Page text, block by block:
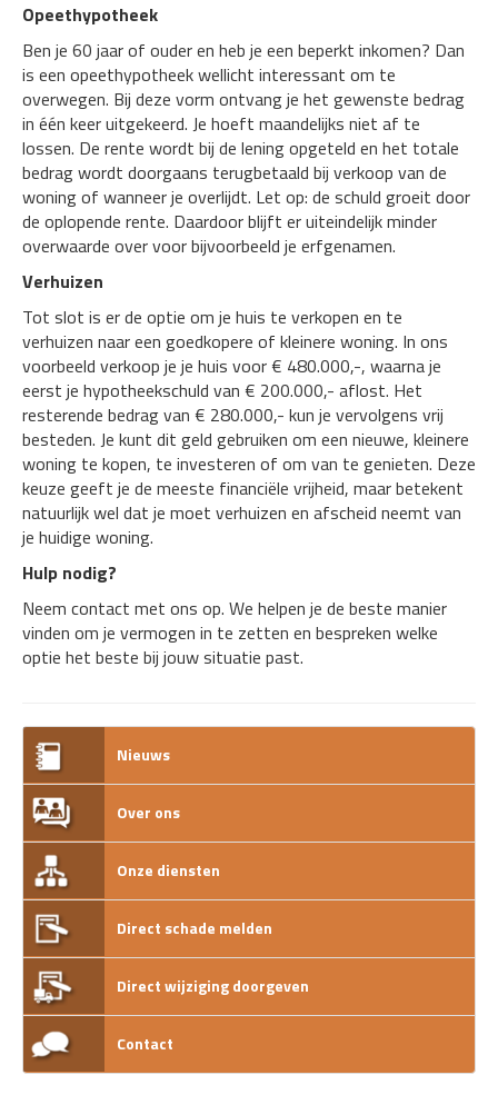
Opeethypotheek
Ben je 60 jaar of ouder en heb je een beperkt inkomen? Dan
is een opeethypotheek wellicht interessant om te
overwegen. Bij deze vorm ontvang je het gewenste bedrag
in één keer uitgekeerd. Je hoeft maandelijks niet af te
lossen. De rente wordt bij de lening opgeteld en het totale
bedrag wordt doorgaans terugbetaald bij verkoop van de
woning of wanneer je overlijdt. Let op: de schuld groeit door
de oplopende rente. Daardoor blijft er uiteindelijk minder
overwaarde over voor bijvoorbeeld je erfgenamen.
Verhuizen
Tot slot is er de optie om je huis te verkopen en te
verhuizen naar een goedkopere of kleinere woning. In ons
voorbeeld verkoop je je huis voor € 480.000,-, waarna je
eerst je hypotheekschuld van € 200.000,- aflost. Het
resterende bedrag van € 280.000,- kun je vervolgens vrij
besteden. Je kunt dit geld gebruiken om een nieuwe, kleinere
woning te kopen, te investeren of om van te genieten. Deze
keuze geeft je de meeste financiële vrijheid, maar betekent
natuurlijk wel dat je moet verhuizen en afscheid neemt van
je huidige woning.
Hulp nodig?
Neem contact met ons op. We helpen je de beste manier
vinden om je vermogen in te zetten en bespreken welke
optie het beste bij jouw situatie past.
Nieuws
Over ons
Onze diensten
Direct schade melden
Direct wijziging doorgeven
Contact